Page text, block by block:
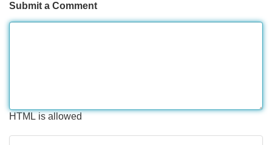
Submit a Comment
HTML is allowed